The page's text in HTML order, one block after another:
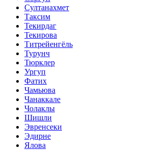
Султанахмет
Таксим
Текирдаг
Текирова
Титрейенгёль
Турунч
Тюрклер
Ургуп
Фатих
Чамьюва
Чанаккале
Чолаклы
Шишли
Эвренсеки
Эдирне
Ялова